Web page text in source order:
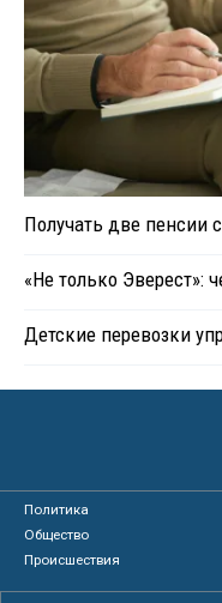
Получать две пенсии
«Не только Эверест»:
Детские перевозки
Политика
Общество
Происшествия